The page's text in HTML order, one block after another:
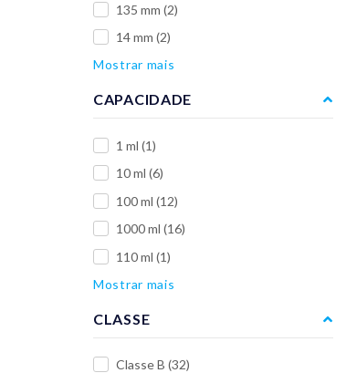
135 mm (2)
14 mm (2)
Mostrar mais
CAPACIDADE
1 ml (1)
10 ml (6)
100 ml (12)
1000 ml (16)
110 ml (1)
Mostrar mais
CLASSE
Classe B (32)